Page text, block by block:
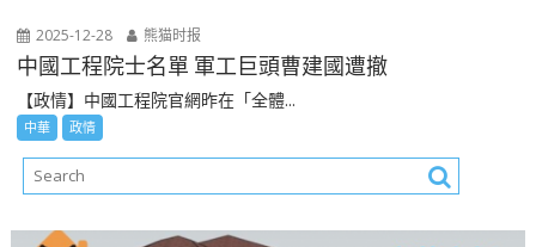
2025-12-28 熊猫时报
中國工程院士名單 軍工巨頭曹建國遭撤
【政情】中國工程院官網昨在「全體...
中華 政情